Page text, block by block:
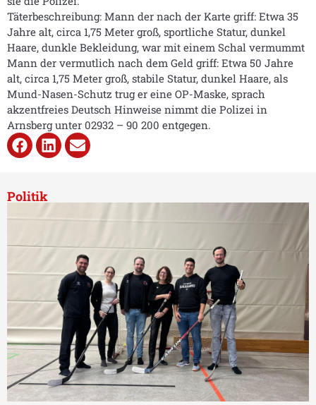
Täterbeschreibung: Mann der nach der Karte griff: Etwa 35
Jahre alt, circa 1,75 Meter groß, sportliche Statur, dunkel
Haare, dunkle Bekleidung, war mit einem Schal vermummt
Mann der vermutlich nach dem Geld griff: Etwa 50 Jahre
alt, circa 1,75 Meter groß, stabile Statur, dunkel Haare, als
Mund-Nasen-Schutz trug er eine OP-Maske, sprach
akzentfreies Deutsch Hinweise nimmt die Polizei in
Arnsberg unter 02932 – 90 200 entgegen.
Politik